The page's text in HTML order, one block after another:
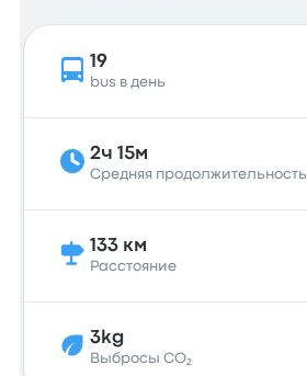
19
bus в день
2ч 15м
Средняя продолжительность
133 км
Расстояние
3kg
Выбросы CO₂